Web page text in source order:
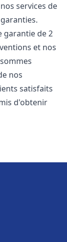
services de
garantie de 2
et nos
nos
satisfaits
d'obtenir